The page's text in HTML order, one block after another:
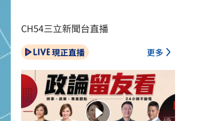
CH54三立新聞台直播
現正直播 更多